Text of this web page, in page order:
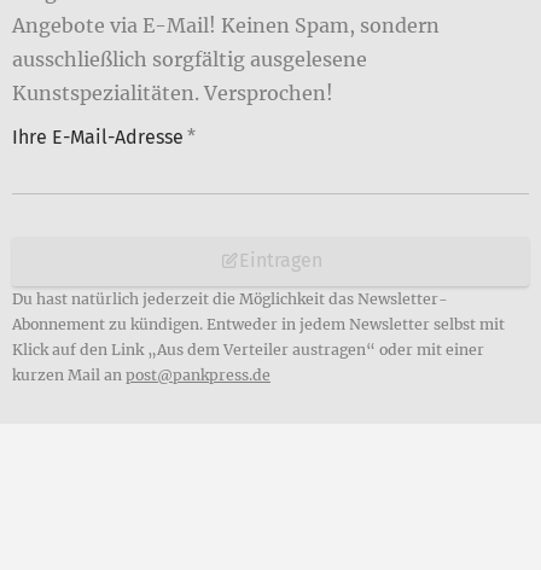
Angebote via E-Mail! Keinen Spam, sondern
ausschließlich sorgfältig ausgelesene
Kunstspezialitäten. Versprochen!
Ihre E-Mail-Adresse *
Eintragen
Du hast natürlich jederzeit die Möglichkeit das Newsletter-
Abonnement zu kündigen. Entweder in jedem Newsletter selbst mit
Klick auf den Link „Aus dem Verteiler austragen“ oder mit einer
kurzen Mail an post@pankpress.de